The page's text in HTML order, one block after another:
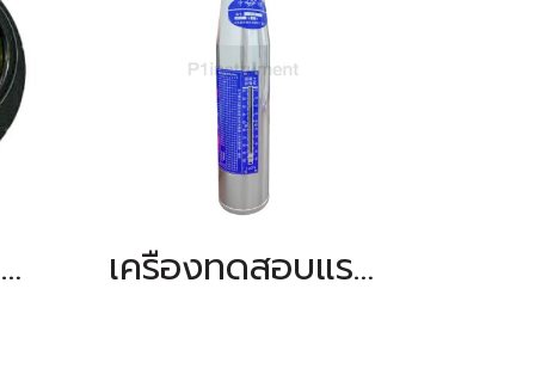
ลูกน้ำฟองกลม สำหรับสต๊าฟ เครื่องทดสอบแรงอัดคอนกรีต (CONCRETE TEST HAMMER)